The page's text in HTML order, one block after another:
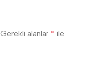
Gerekli alanlar * ile